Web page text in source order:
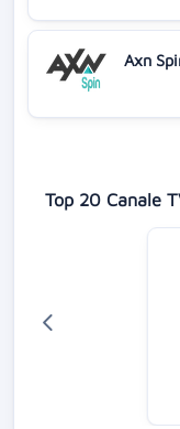
Axn
Top 20 Canale